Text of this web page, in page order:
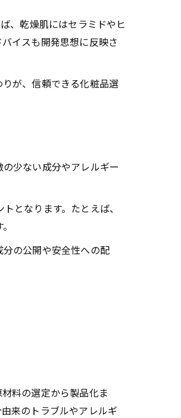
、乾燥肌にはセラミドやヒ
イスも開発思想に反映さ
が、信頼できる化粧品選
少ない成分やアレルギー
となります。たとえば、
の公開や安全性への配
料の選定から製品化ま
来のトラブルやアレルギ